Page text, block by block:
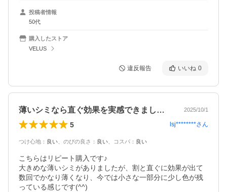
投稿者情報
50代
購入したストア
VELUS
違反報告 いいね 0
薄いシミなら直ぐ効果を実感できました。 2025/10/1
5 lsj********さん
つけ心地 ： 良い のびの良さ ： 良い コスパ ： 良い
こちらはリピート購入です♪
大きめな薄いシミがありましたが、割と直ぐに効果が出て
数回でかなり薄くなり、今では小さな一部分に少し色が残
っている感じです(^^)